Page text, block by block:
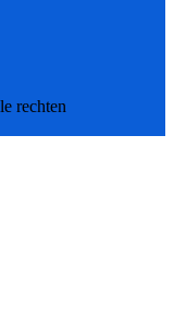
rechten